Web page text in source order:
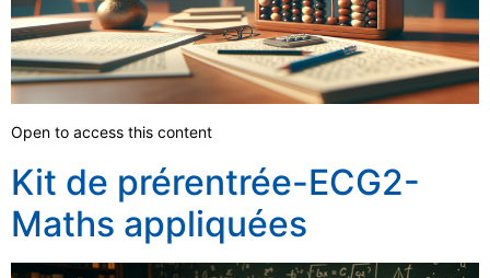
Open to access this content
Kit de prérentrée-ECG2-
Maths appliquées